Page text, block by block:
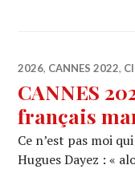
2026, CANNES 2022,
CANNES
français
Ce n’est pas moi
Hugues Dayez : «